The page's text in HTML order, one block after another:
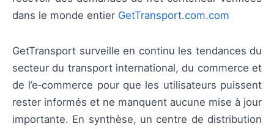
dans le monde entier GetTransport.com.com
GetTransport surveille en continu les tendances du
secteur du transport international, du commerce et
de l’e‑commerce pour que les utilisateurs puissent
rester informés et ne manquent aucune mise à jour
importante. En synthèse, un centre de distribution